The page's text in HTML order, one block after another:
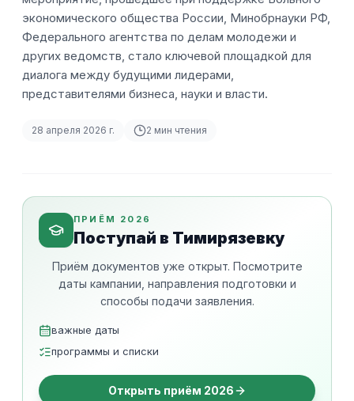
экономического общества России, Минобрнауки РФ,
Федерального агентства по делам молодежи и
других ведомств, стало ключевой площадкой для
диалога между будущими лидерами,
представителями бизнеса, науки и власти.
28 апреля 2026 г. 2 мин чтения
ПРИЁМ 2026
Поступай в Тимирязевку
Приём документов уже открыт. Посмотрите
даты кампании, направления подготовки и
способы подачи заявления.
важные даты
программы и списки
Открыть приём 2026